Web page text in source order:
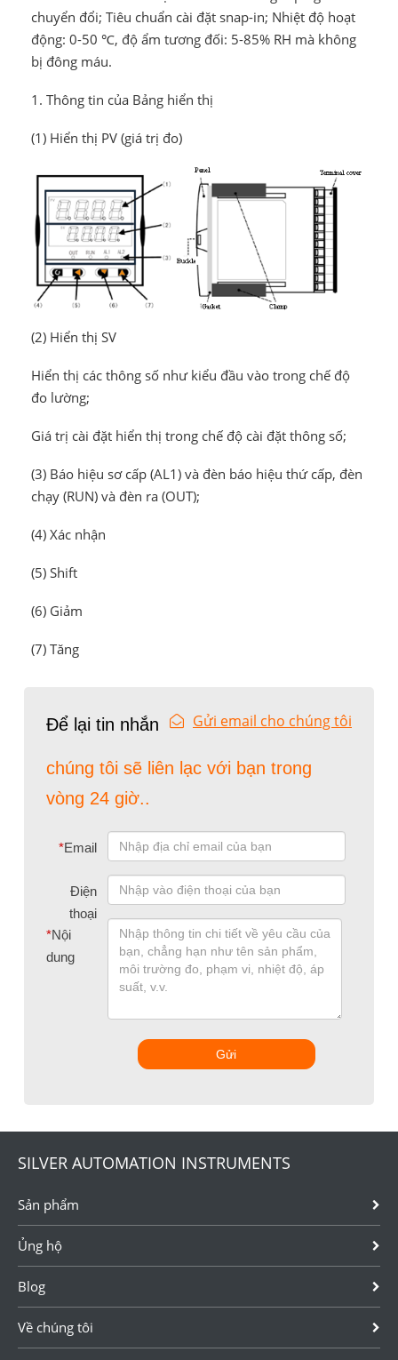
chuyển đổi; Tiêu chuẩn cài đặt snap-in; Nhiệt độ hoạt
động: 0-50 ℃, độ ẩm tương đối: 5-85% RH mà không
bị đông máu.
1. Thông tin của Bảng hiển thị
(1) Hiển thị PV (giá trị đo)
(2) Hiển thị SV
Hiển thị các thông số như kiểu đầu vào trong chế độ
đo lường;
Giá trị cài đặt hiển thị trong chế độ cài đặt thông số;
(3) Báo hiệu sơ cấp (AL1) và đèn báo hiệu thứ cấp, đèn
chạy (RUN) và đèn ra (OUT);
(4) Xác nhận
(5) Shift
(6) Giảm
(7) Tăng
Để lại tin nhắn Gửi email cho chúng tôi
chúng tôi sẽ liên lạc với bạn trong
vòng 24 giờ..
*Email
Điện
thoại
*Nội
dung
Gửi
SILVER AUTOMATION INSTRUMENTS
Sản phẩm
Ủng hộ
Blog
Về chúng tôi